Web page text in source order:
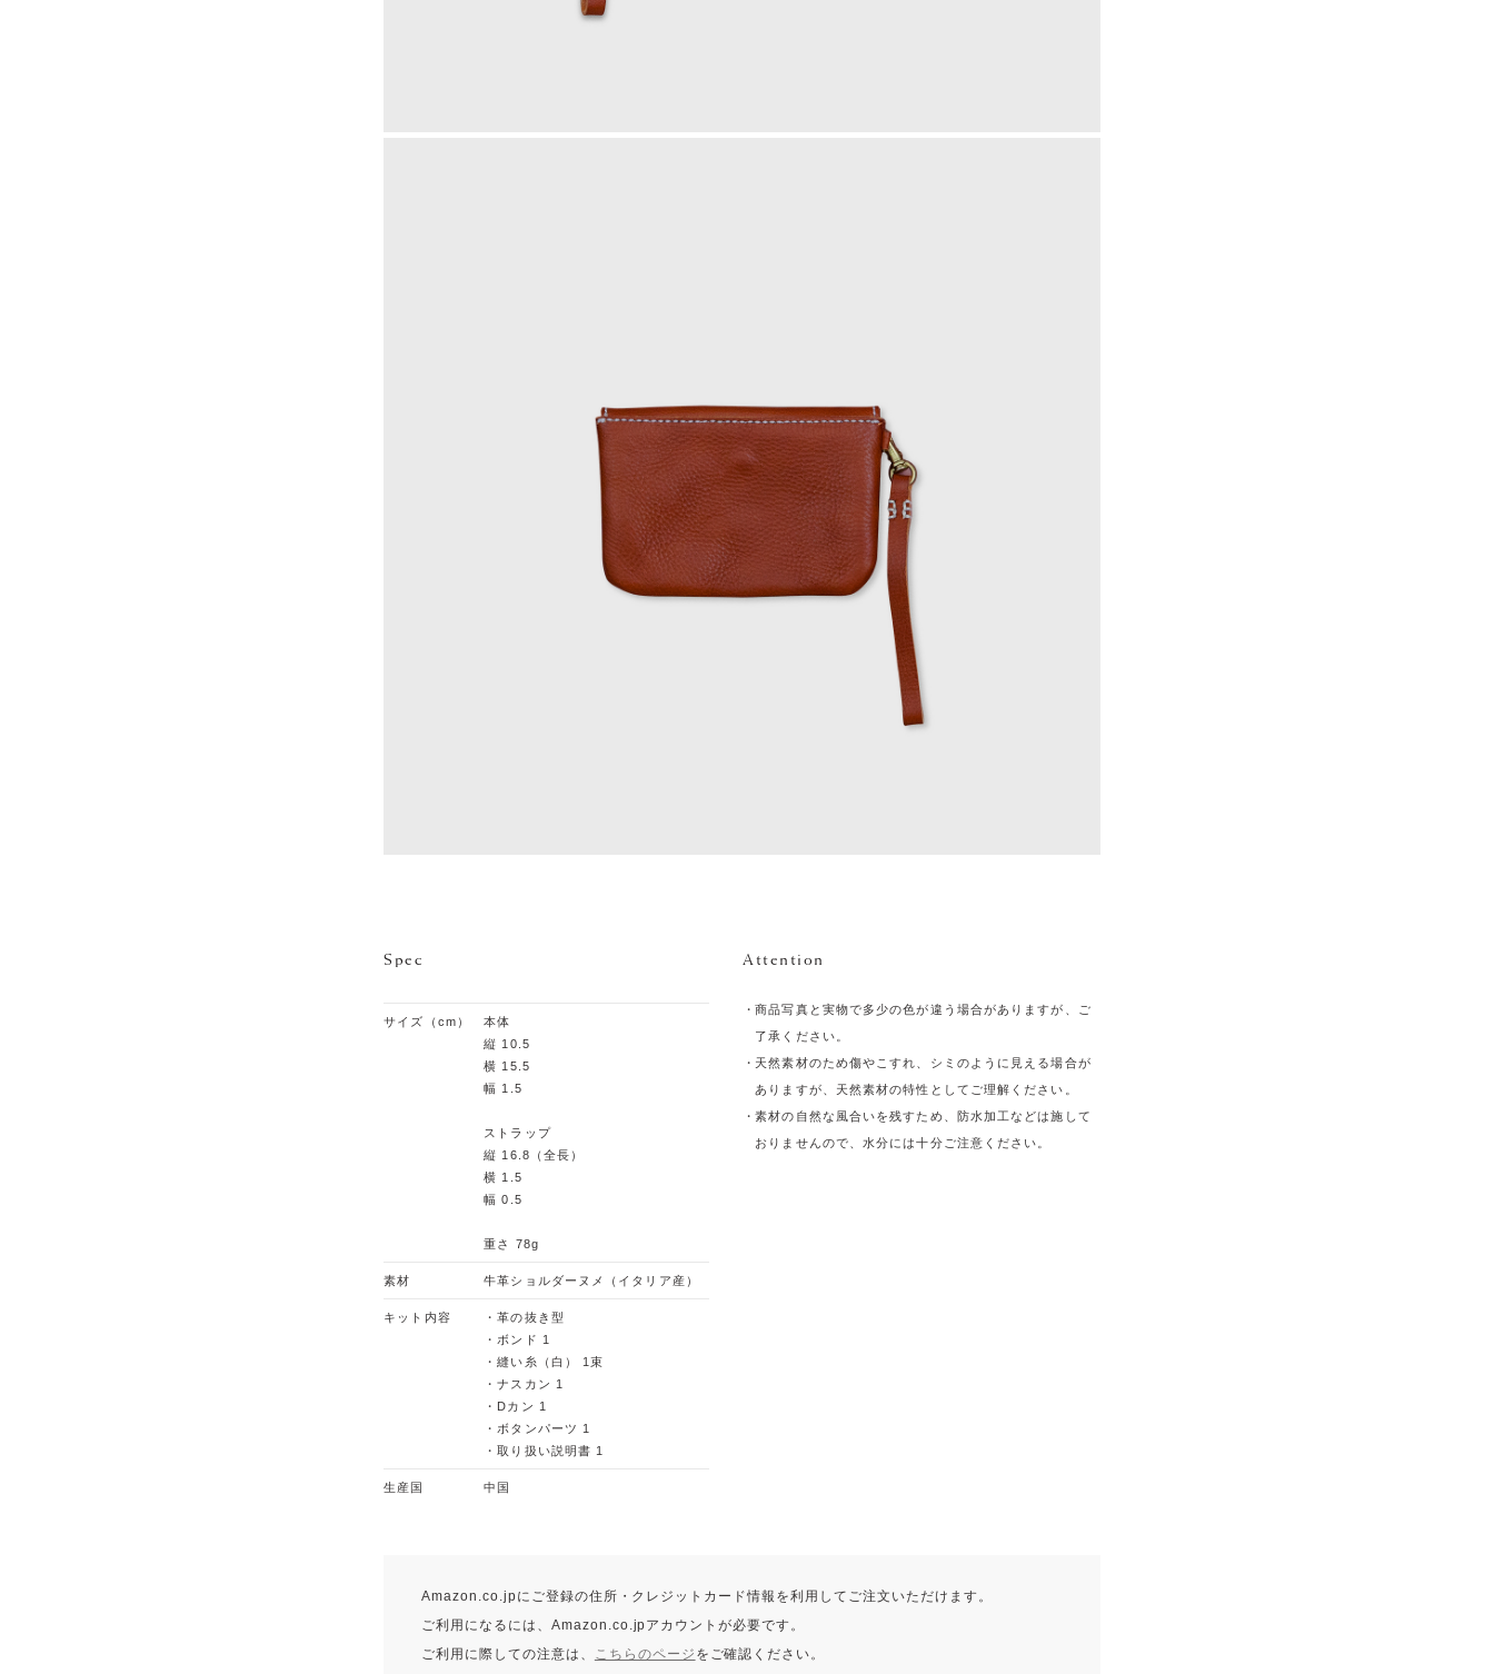
Spec
サイズ（cm）
本体
縦 10.5
横 15.5
幅 1.5
ストラップ
縦 16.8（全長）
横 1.5
幅 0.5
重さ 78g
素材 牛革ショルダーヌメ（イタリア産）
キット内容
・革の抜き型
・ボンド 1
・縫い糸（白） 1束
・ナスカン 1
・Dカン 1
・ボタンパーツ 1
・取り扱い説明書 1
生産国 中国
Attention
商品写真と実物で多少の色が違う場合がありますが、ご
了承ください。
天然素材のため傷やこすれ、シミのように見える場合が
ありますが、天然素材の特性としてご理解ください。
素材の自然な風合いを残すため、防水加工などは施して
おりませんので、水分には十分ご注意ください。
Amazon.co.jpにご登録の住所・クレジットカード情報を利用してご注文いただけます。
ご利用になるには、Amazon.co.jpアカウントが必要です。
ご利用に際しての注意は、 こちらのページ をご確認ください。